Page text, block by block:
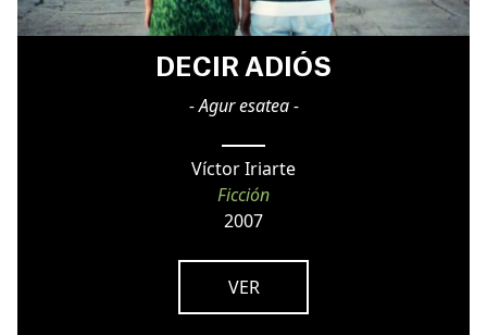
DECIR ADIÓS
- Agur esatea -
Víctor Iriarte
Ficción
2007
VER